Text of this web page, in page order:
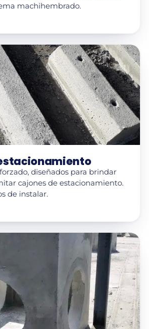
machihembrado.
diseñados para brindar
cajones de estacionamiento.
de instalar.